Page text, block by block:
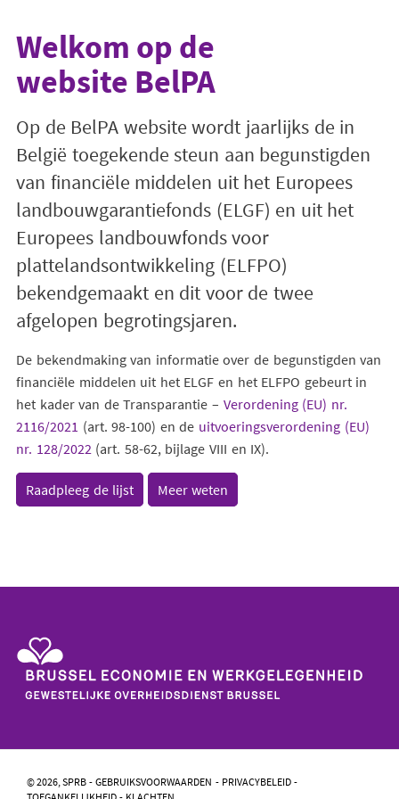
Body
Welkom op de
website BelPA
Op de BelPA website wordt jaarlijks de in
België toegekende steun aan begunstigden
van financiële middelen uit het Europees
landbouwgarantiefonds (ELGF) en uit het
Europees landbouwfonds voor
plattelandsontwikkeling (ELFPO)
bekendgemaakt en dit voor de twee
afgelopen begrotingsjaren.
De bekendmaking van informatie over de begunstigden van
financiële middelen uit het ELGF en het ELFPO gebeurt in
het kader van de Transparantie – Verordening (EU) nr.
2116/2021 (art. 98-100) en de uitvoeringsverordening (EU)
nr. 128/2022(art. 58-62, bijlage VIII en IX).
Raadpleeg de lijst Meer weten
Brussel
Brussel
© 2026, SPRB GEBRUIKSVOORWAARDEN
PRIVACYBELEID